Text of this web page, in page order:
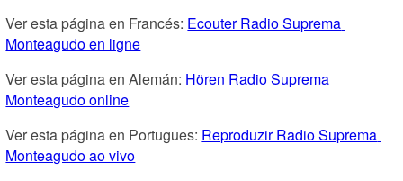
Ver esta página en Francés: Ecouter Radio Suprema
Monteagudo en ligne
Ver esta página en Alemán: Hören Radio Suprema
Monteagudo online
Ver esta página en Portugues: Reproduzir Radio Suprema
Monteagudo ao vivo